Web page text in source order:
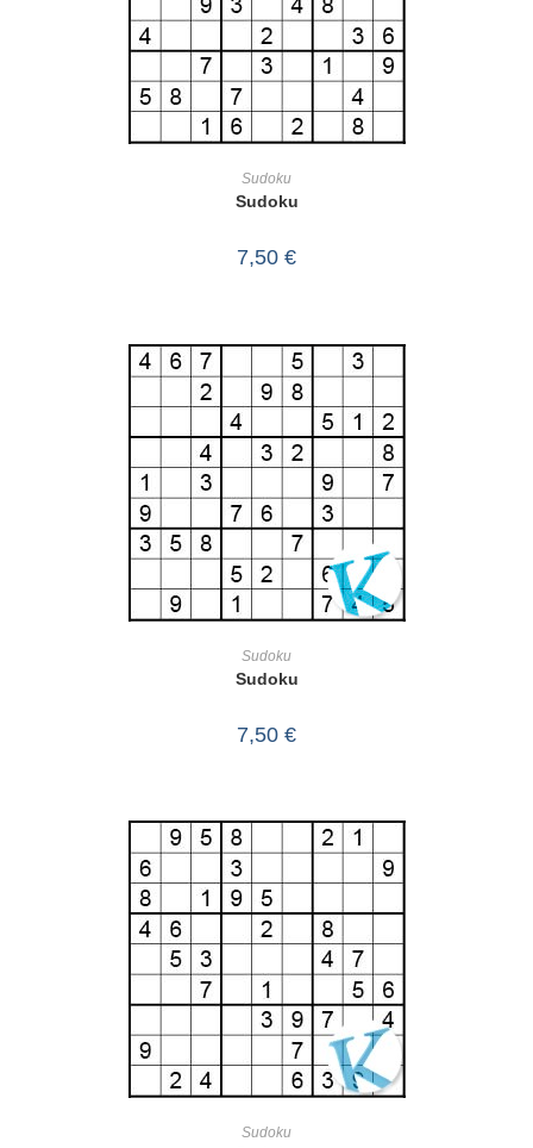
Sudoku
Sudoku
7,50 €
Sudoku
Sudoku
7,50 €
Sudoku